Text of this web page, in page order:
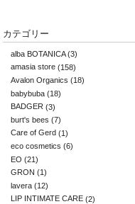
カテゴリー
alba BOTANICA(3)
amasia store (158)
Avalon Organics (18)
babybuba (18)
BADGER (3)
burt's bees (7)
Care of Gerd (1)
eco cosmetics (6)
EO (21)
GRON (1)
lavera (12)
LIP INTIMATE CARE (2)